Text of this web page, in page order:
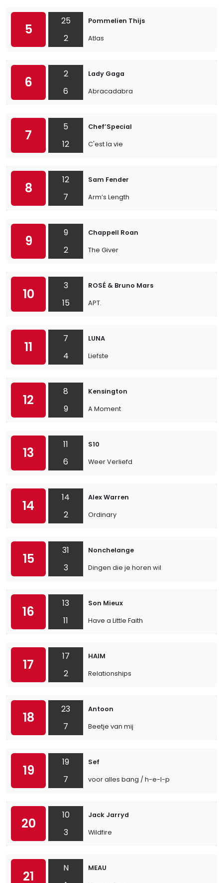
5
25
2
Pommelien Thijs
Atlas
6
2
6
Lady Gaga
Abracadabra
7
5
12
Chef’Special
C'est la vie
8
12
7
Sam Fender
Arm’s Length
9
9
2
Chappell Roan
The Giver
10
3
15
ROSÉ & Bruno Mars
APT.
11
7
4
LUNA
Liefste
12
8
9
Kensington
A Moment
13
11
6
S10
Weer Verliefd
14
14
2
Alex Warren
Ordinary
15
31
3
Nonchelange
Dingen die je horen wil
16
13
11
Son Mieux
Have a Little Faith
17
17
2
HAIM
Relationships
18
23
7
Antoon
Beetje van mij
19
19
7
Sef
voor alles bang / h-e-l-p
20
10
3
Jack Jarryd
Wildfire
21
N
MEAU